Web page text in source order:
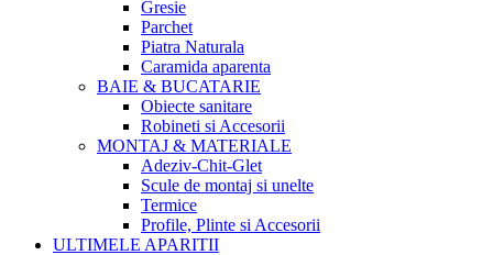
Gresie
Parchet
Piatra Naturala
Caramida aparenta
BAIE & BUCATARIE
Obiecte sanitare
Robineti si Accesorii
MONTAJ & MATERIALE
Adeziv-Chit-Glet
Scule de montaj si unelte
Termice
Profile, Plinte si Accesorii
ULTIMELE APARITII